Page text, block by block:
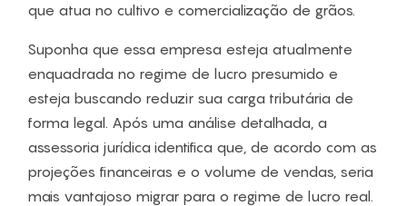
que atua no cultivo e comercialização de grãos.
Suponha que essa empresa esteja atualmente
enquadrada no regime de lucro presumido e
esteja buscando reduzir sua carga tributária de
forma legal. Após uma análise detalhada, a
assessoria jurídica identifica que, de acordo com as
projeções financeiras e o volume de vendas, seria
mais vantajoso migrar para o regime de lucro real.